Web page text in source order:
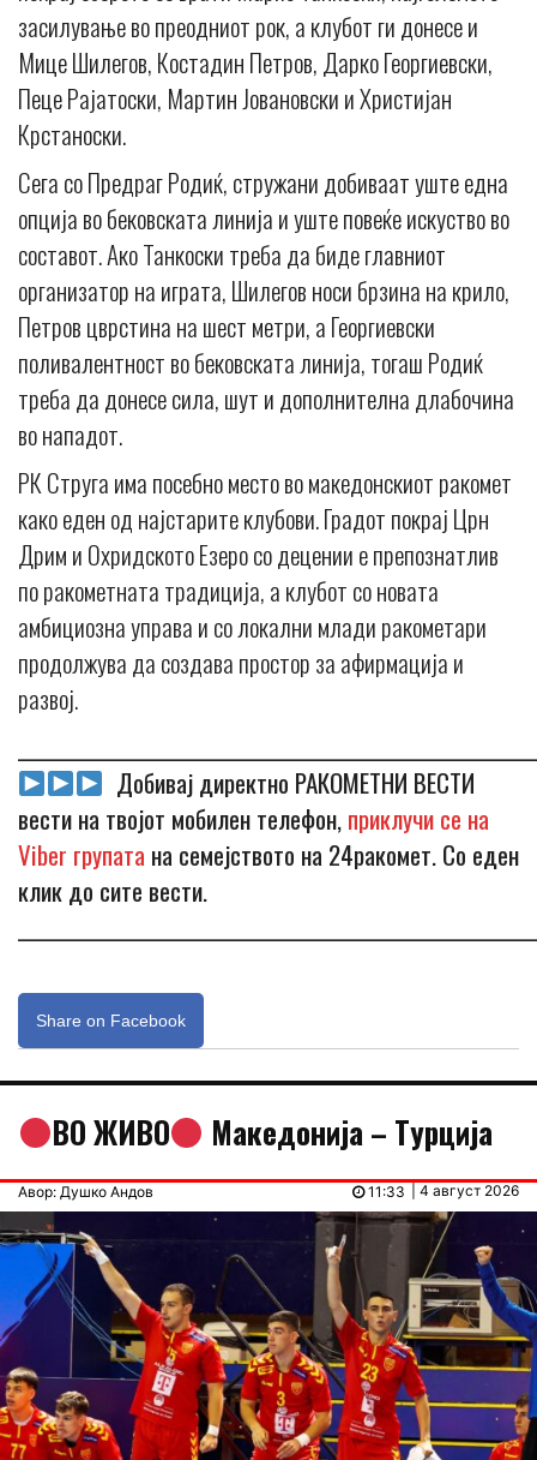
засилување во преодниот рок, а клубот ги донесе и
Мице Шилегов, Костадин Петров, Дарко Георгиевски,
Пеце Рајатоски, Мартин Јовановски и Христијан
Крстаноски.
Сега со Предраг Родиќ, стружани добиваат уште една
опција во бековската линија и уште повеќе искуство во
составот. Ако Танкоски треба да биде главниот
организатор на играта, Шилегов носи брзина на крило,
Петров цврстина на шест метри, а Георгиевски
поливалентност во бековската линија, тогаш Родиќ
треба да донесе сила, шут и дополнителна длабочина
во нападот.
РК Струга има посебно место во македонскиот ракомет
како еден од најстарите клубови. Градот покрај Црн
Дрим и Охридското Езеро со децении е препознатлив
по ракометната традиција, а клубот со новата
амбициозна управа и со локални млади ракометари
продолжува да создава простор за афирмација и
развој.
Добивај директно РАКОМЕТНИ ВЕСТИ
вести на твојот мобилен телефон,приклучи се на
Viber групата на семејството на 24ракомет. Со еден
клик до сите вести.
Share on Facebook
ВО ЖИВО Македонија – Tурција
Авор: Душко Андов | 4 август 2026
11:33